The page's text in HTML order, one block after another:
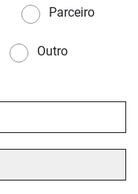
Parceiro
Outro